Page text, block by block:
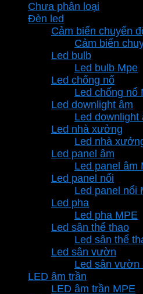
295.700 ₫.là:
Chưa phân loại
Đèn led
Cảm biến chuyển
Cảm biến
Led bulb
Led bulb Mpe
Led chống nổ
Led chống nổ
Led downlight âm
Led downlight
Led nhà xưởng
Led nhà
Led panel âm
Led panel âm
Led panel nổi
Led panel nổi
Led pha
Led pha MPE
Led sân thể thao
Led sân thể
Led sân vườn
Led sân vườn
LED âm trần
LED âm trần MPE